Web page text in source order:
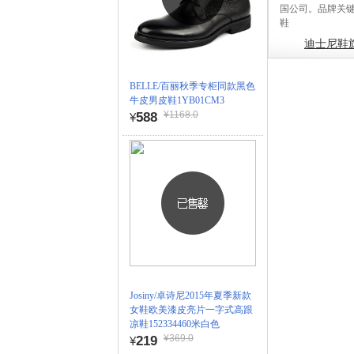
BELLE/百丽秋季专柜同款黑色
牛皮男皮鞋1YB01CM3
¥588 ¥1168.0
Josiny/卓诗尼2015年夏季新款
女鞋欧美漆皮亮片一字式高跟
凉鞋152334460米白色
¥219 ¥369.0
国公司。品牌关
鞋
迪士尼鞋